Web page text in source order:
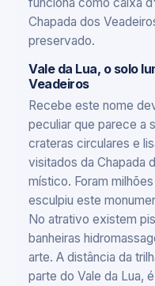
funciona como caixa
Chapada dos
preservado.
Vale da Lua, o solo
Veadeiros
Recebe este nome
peculiar que parece a
crateras circulares e
visitados da Chapada
místico. Foram
esculpiu este
No atrativo existem
banheiras
arte. A distância da
parte do Vale da Lua,